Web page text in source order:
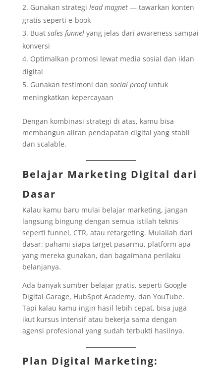
Gunakan strategi lead magnet— tawarkan konten
gratis seperti e-book
Buat sales funnelyang jelas dari awareness sampai
konversi
Optimalkan promosi lewat media sosial dan iklan
digital
Gunakan testimoni dan social proofuntuk
meningkatkan kepercayaan
Dengan kombinasi strategi di atas, kamu bisa
membangun aliran pendapatan digital yang stabil
dan scalable.
Belajar Marketing Digital dari
Dasar
Kalau kamu baru mulai belajar marketing, jangan
langsung bingung dengan semua istilah teknis
seperti funnel, CTR, atau retargeting. Mulailah dari
dasar: pahami siapa target pasarmu, platform apa
yang mereka gunakan, dan bagaimana perilaku
belanjanya.
Ada banyak sumber belajar gratis, seperti Google
Digital Garage, HubSpot Academy, dan YouTube.
Tapi kalau kamu ingin hasil lebih cepat, bisa juga
ikut kursus intensif atau bekerja sama dengan
agensi profesional yang sudah terbukti hasilnya.
Plan Digital Marketing: